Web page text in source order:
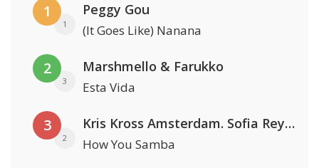
1
1
Peggy Gou
(It Goes Like) Nanana
2
3
Marshmello & Farukko
Esta Vida
3
2
Kris Kross Amsterdam. Sofia Reyes & Tinie Tempah
How You Samba